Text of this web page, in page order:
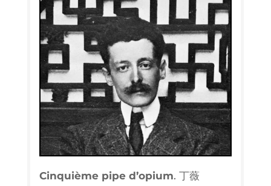
Cin­quième pipe d’o­pium. 丁薇